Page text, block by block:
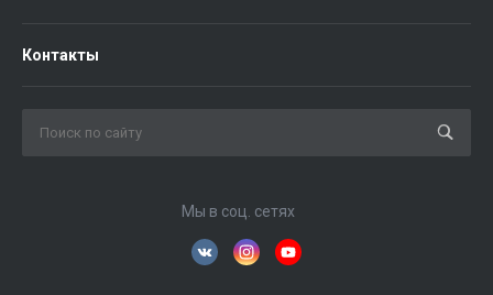
Контакты
Мы в соц. сетях